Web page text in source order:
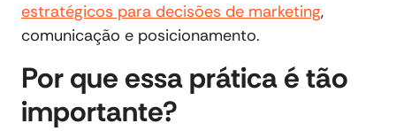
estratégicos para decisões de marketing,
comunicação e posicionamento.
Por que essa prática é tão
importante?